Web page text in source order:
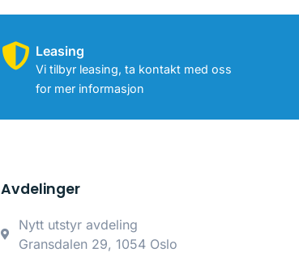
Leasing
Vi tilbyr leasing, ta kontakt med oss
for mer informasjon
Avdelinger
Nytt utstyr avdeling
Gransdalen 29, 1054 Oslo